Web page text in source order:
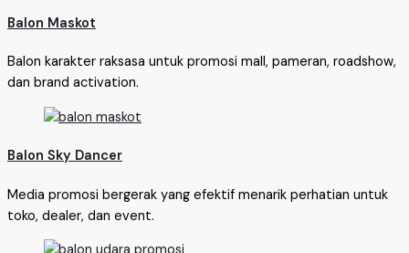
Balon Maskot
Balon karakter raksasa untuk promosi mall, pameran, roadshow,
dan brand activation.
Balon Sky Dancer
Media promosi bergerak yang efektif menarik perhatian untuk
toko, dealer, dan event.